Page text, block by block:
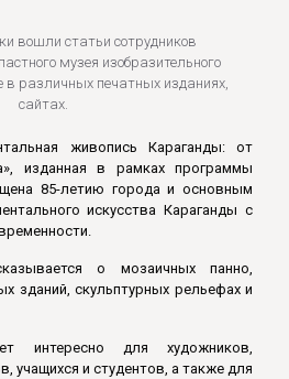
вошли статьи сотрудников
музея изобразительного
различных печатных изданиях,
сайтах.
живопись Караганды: от
изданная в рамках программы
85-летию города и основным
искусства Караганды с
о мозаичных панно,
зданий, скульптурных рельефах и
интересно для художников,
учащихся и студентов, а также для